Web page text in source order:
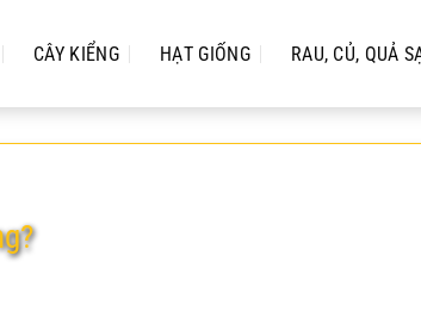
CÂY KIỂNG HẠT GIỐNG RAU, CỦ, QUẢ